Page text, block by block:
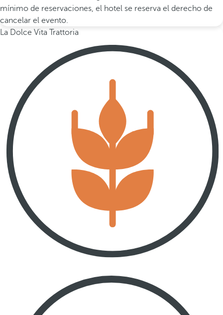
mínimo de reservaciones, el hotel se reserva el derecho de
cancelar el evento.
La Dolce Vita Trattoria